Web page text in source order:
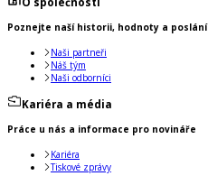
Poznejte naší historii, hodnoty a poslání
Naši partneři
Náš tým
Naši odborníci
Kariéra a média
Práce u nás a informace pro novináře
Kariéra
Tiskové zprávy